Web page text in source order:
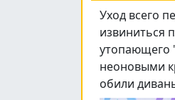
Уход всего
извиниться
утопающего
неоновыми
обили